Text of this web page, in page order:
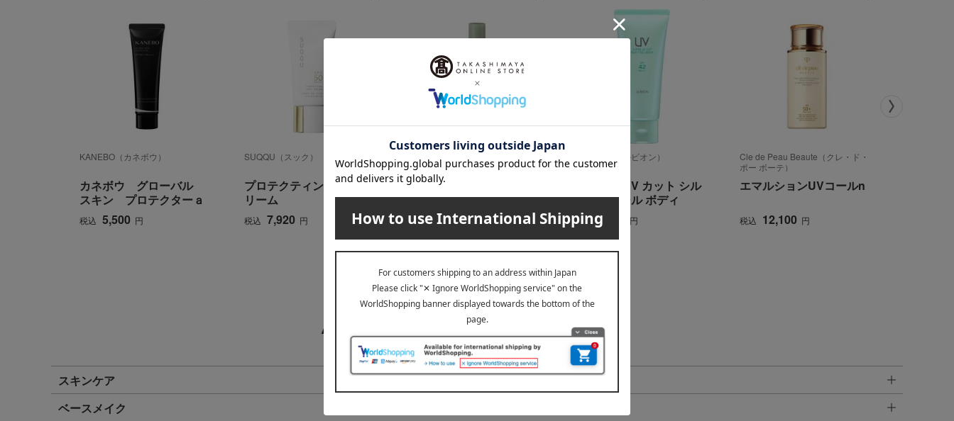
KANEBO（カネボウ）
カネボウ グローバル
スキン プロテクターａ
税込 5,500 円
SUQQU（スック）
プロテクティング デイ ク
リーム
税込 7,920 円
athletia（アスレティア）
スキンプロテクション UV
ボディミスト
税込 4,400 円
ALBION（アルビオン）
スーパー UV カット シル
キーフィール ボディ
税込 3,630 円
Cle de Peau Beaute（クレ・ド・
ポー ボーテ）
エマルションUVコールn
税込 12,100 円
AYURA（アユーラ）のカテゴリ
スキンケア
ベースメイク